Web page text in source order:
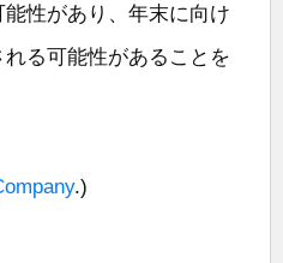
性があり、年末に向け
る可能性があることを
.)